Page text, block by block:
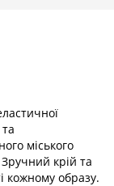
міського
крій та
кожному образу.